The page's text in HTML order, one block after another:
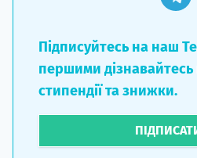
Підписуйтесь на наш
першими дізнавайтесь
стипендії та знижки.